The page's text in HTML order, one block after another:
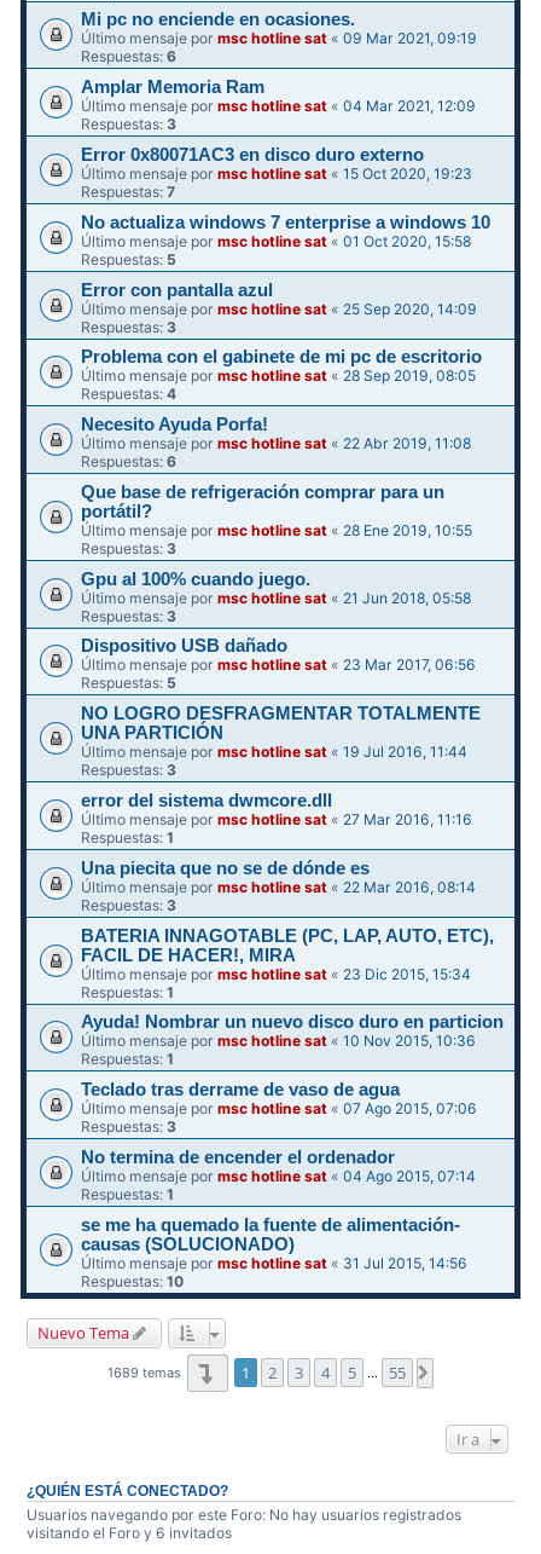
Mi pc no enciende en ocasiones.
Último mensaje pormsc hotline sat «09 Mar 2021, 09:19
Respuestas:6
Amplar Memoria Ram
Último mensaje pormsc hotline sat «04 Mar 2021, 12:09
Respuestas:3
Error 0x80071AC3 en disco duro externo
Último mensaje pormsc hotline sat «15 Oct 2020, 19:23
Respuestas:7
No actualiza windows 7 enterprise a windows 10
Último mensaje pormsc hotline sat «01 Oct 2020, 15:58
Respuestas: 5
Error con pantalla azul
Último mensaje pormsc hotline sat « 25 Sep 2020, 14:09
Respuestas: 3
Problema con el gabinete de mi pc de escritorio
Último mensaje pormsc hotline sat « 28 Sep 2019, 08:05
Respuestas:4
Necesito Ayuda Porfa!
Último mensaje pormsc hotline sat « 22 Abr 2019, 11:08
Respuestas:6
Que base de refrigeración comprar para un
portátil?
Último mensaje pormsc hotline sat « 28 Ene 2019, 10:55
Respuestas:3
Gpu al 100% cuando juego.
Último mensaje pormsc hotline sat « 21 Jun 2018, 05:58
Respuestas: 3
Dispositivo USB dañado
Último mensaje pormsc hotline sat « 23 Mar 2017, 06:56
Respuestas: 5
NO LOGRO DESFRAGMENTAR TOTALMENTE
UNA PARTICIÓN
Último mensaje pormsc hotline sat «19 Jul 2016, 11:44
Respuestas: 3
error del sistema dwmcore.dll
Último mensaje pormsc hotline sat « 27 Mar 2016, 11:16
Respuestas:1
Una piecita que no se de dónde es
Último mensaje pormsc hotline sat « 22 Mar 2016, 08:14
Respuestas: 3
BATERIA INNAGOTABLE (PC, LAP, AUTO, ETC),
FACIL DE HACER!, MIRA
Último mensaje pormsc hotline sat « 23 Dic 2015, 15:34
Respuestas:1
Ayuda! Nombrar un nuevo disco duro en particion
Último mensaje pormsc hotline sat «10 Nov 2015, 10:36
Respuestas:1
Teclado tras derrame de vaso de agua
Último mensaje pormsc hotline sat «07 Ago 2015, 07:06
Respuestas:3
No termina de encender el ordenador
Último mensaje pormsc hotline sat «04 Ago 2015, 07:14
Respuestas:1
se me ha quemado la fuente de alimentación-
causas (SOLUCIONADO)
Último mensaje pormsc hotline sat « 31 Jul 2015, 14:56
Respuestas:10
Nuevo Tema
1689 temas Página1 de 55
1 2 3 4 5 … 55
Ir a
¿QUIÉN ESTÁ CONECTADO?
Usuarios navegando por este Foro: No hay usuarios registrados
visitando el Foro y 6 invitados